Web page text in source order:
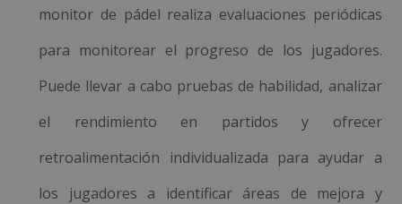
monitor de pádel realiza evaluaciones periódicas
para monitorear el progreso de los jugadores.
Puede llevar a cabo pruebas de habilidad, analizar
el rendimiento en partidos y ofrecer
retroalimentación individualizada para ayudar a
los jugadores a identificar áreas de mejora y